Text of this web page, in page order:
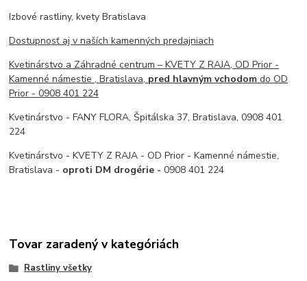
Izbové rastliny, kvety Bratislava
Dostupnosť aj v naších kamenných predajniach
Kvetinárstvo a Záhradné centrum – KVETY Z RAJA, OD Prior -
Kamenné námestie , Bratislava, pred hlavným vchodom do OD
Prior - 0908 401 224
Kvetinárstvo - FANY FLORA, Špitálska 37, Bratislava, 0908 401
224
Kvetinárstvo - KVETY Z RAJA - OD Prior - Kamenné námestie,
Bratislava - oproti DM drogérie -0908 401 224
Tovar zaradený v kategóriách
Rastliny všetky